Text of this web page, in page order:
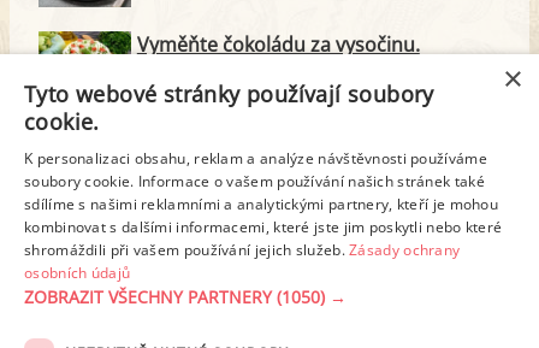
Vyměňte čokoládu za vysočinu.
v receptech je můžete nahradit
Nemusí to být jen kečup: Jak zpracovat
úrodu rajčat
×
Tyto webové stránky používají soubory
cookie.
K personalizaci obsahu, reklam a analýze návštěvnosti používáme
soubory cookie. Informace o vašem používání našich stránek také
sdílíme s našimi reklamními a analytickými partnery, kteří je mohou
kombinovat s dalšími informacemi, které jste jim poskytli nebo které
shromáždili při vašem používání jejich služeb.Zásady ochrany
osobních údajů
ZOBRAZIT VŠECHNY PARTNERY(1050) →